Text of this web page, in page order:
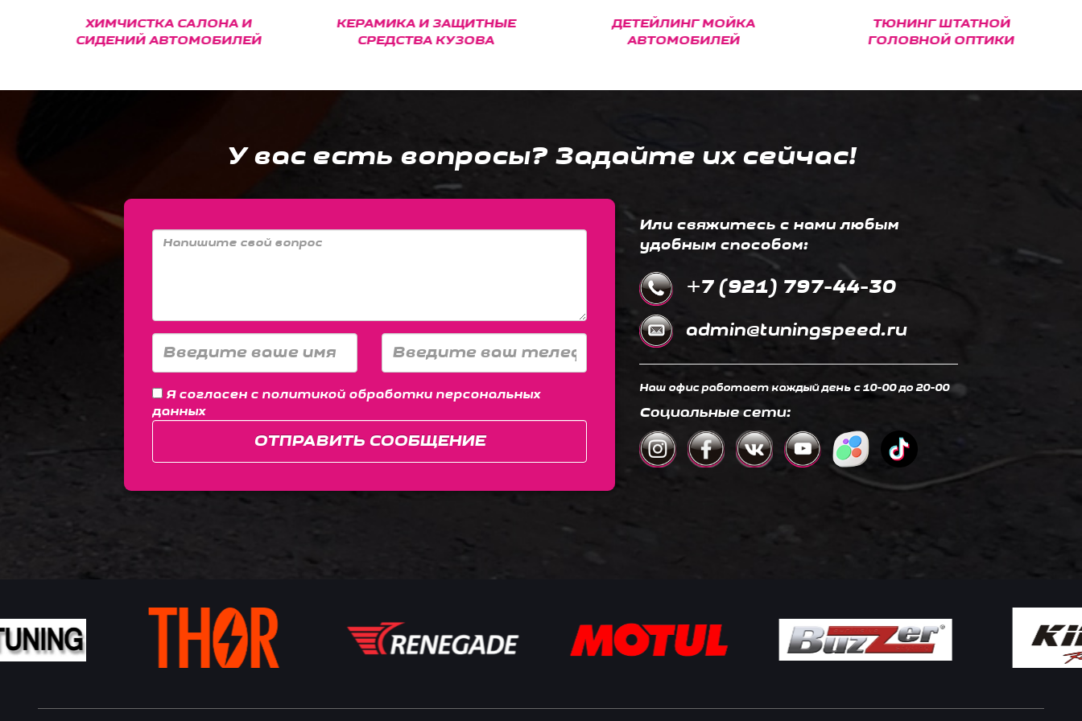
ХИМЧИСТКА САЛОНА И
СИДЕНИЙ АВТОМОБИЛЕЙ
КЕРАМИКА И ЗАЩИТНЫЕ
СРЕДСТВА КУЗОВА
ДЕТЕЙЛИНГ МОЙКА
АВТОМОБИЛЕЙ
ТЮНИНГ ШТАТНОЙ
ГОЛОВНОЙ ОПТИКИ
У вас есть вопросы? Задайте их сейчас!
Я согласен с политикой обработки персональных
данных
ОТПРАВИТЬ СООБЩЕНИЕ
Или свяжитесь с нами любым
удобным способом:
+7 (921) 797-44-30
admin@tuningspeed.ru
Наш офис работает каждый день c 10-00 до 20-00
Социальные сети: